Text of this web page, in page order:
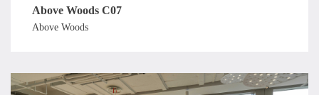
Above Woods C07
Above Woods